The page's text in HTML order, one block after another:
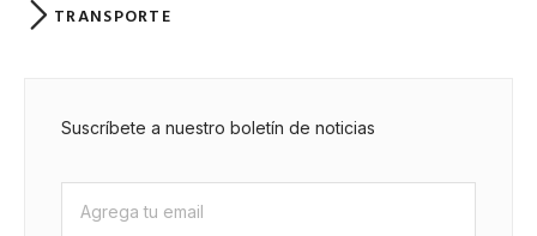
TRANSPORTE
Suscríbete a nuestro boletín de noticias